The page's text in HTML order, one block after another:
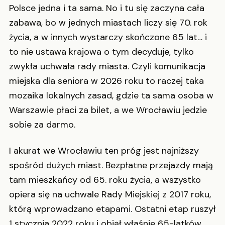
Polsce jedna i ta sama. No i tu się zaczyna cała
zabawa, bo w jednych miastach liczy się 70. rok
życia, a w innych wystarczy skończone 65 lat… i
to nie ustawa krajowa o tym decyduje, tylko
zwykła uchwała rady miasta. Czyli komunikacja
miejska dla seniora w 2026 roku to raczej taka
mozaika lokalnych zasad, gdzie ta sama osoba w
Warszawie płaci za bilet, a we Wrocławiu jedzie
sobie za darmo.
I akurat we Wrocławiu ten próg jest najniższy
spośród dużych miast. Bezpłatne przejazdy mają
tam mieszkańcy od 65. roku życia, a wszystko
opiera się na uchwale Rady Miejskiej z 2017 roku,
którą wprowadzano etapami. Ostatni etap ruszył